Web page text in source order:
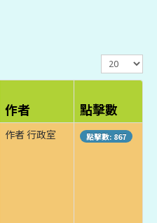
顯
示
數
作者
點擊數
作者 行政室 點擊數: 867